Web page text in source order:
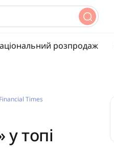
розпродаж
Times
топі